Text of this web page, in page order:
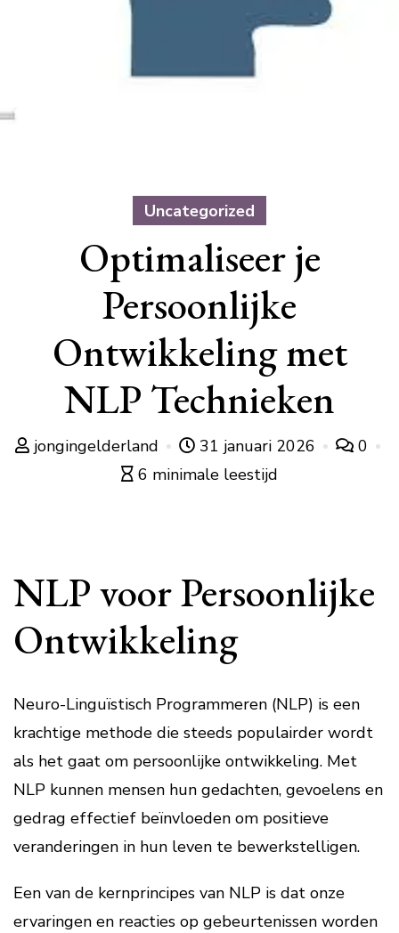
Uncategorized
Optimaliseer je
Persoonlijke
Ontwikkeling met
NLP Technieken
jongingelderland 31 januari 2026
0
6 minimale leestijd
NLP voor Persoonlijke
Ontwikkeling
Neuro-Linguïstisch Programmeren (NLP) is een
krachtige methode die steeds populairder wordt
als het gaat om persoonlijke ontwikkeling. Met
NLP kunnen mensen hun gedachten, gevoelens en
gedrag effectief beïnvloeden om positieve
veranderingen in hun leven te bewerkstelligen.
Een van de kernprincipes van NLP is dat onze
ervaringen en reacties op gebeurtenissen worden